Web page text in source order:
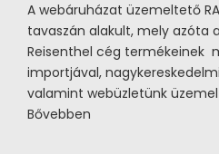
A webáruházat üzemeltető
tavaszán alakult, mely azóta
Reisenthel cég termékeinek
importjával,
valamint webüzletünk
Bővebben